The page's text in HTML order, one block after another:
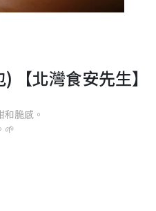
【北灣食安先生】
脆感。
🌱